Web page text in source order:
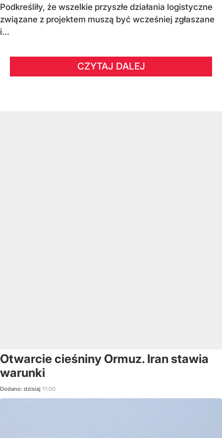
Podkreśliły, że wszelkie przyszłe działania logistyczne
związane z projektem muszą być wcześniej zgłaszane
i...
CZYTAJ DALEJ
Otwarcie cieśniny Ormuz. Iran stawia
warunki
Dodano: dzisiaj 11:00